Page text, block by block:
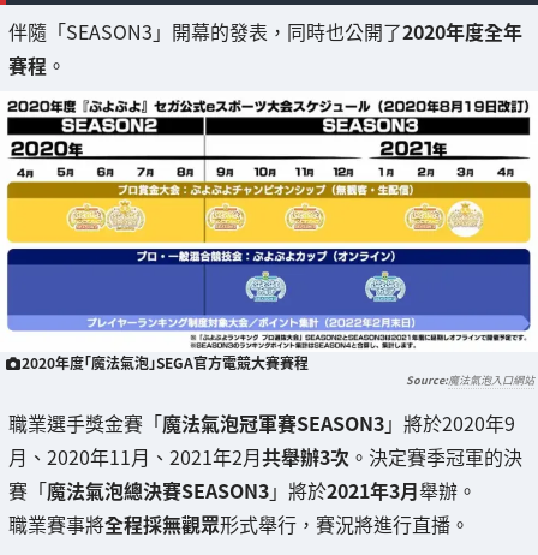
伴隨「SEASON3」開幕的發表，同時也公開了2020年度全年
賽程 。
2020年度「魔法氣泡」SEGA官方電競大賽賽程
魔法氣泡入口網站
職業選手獎金賽「魔法氣泡冠軍賽SEASON3」將於2020年9
月、2020年11月、2021年2月共舉辦3次 。決定賽季冠軍的決
賽「魔法氣泡總決賽SEASON3」將於2021年3月舉辦。
職業賽事將全程採無觀眾形式舉行，賽況將進行直播。